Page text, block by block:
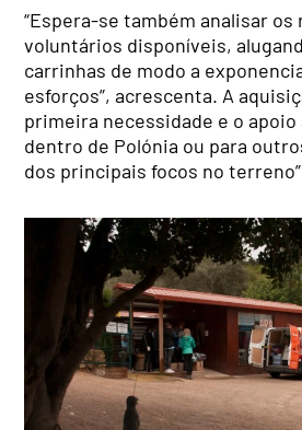
“Espera-se também analisar os
voluntários disponíveis,
carrinhas de modo a
esforços”, acrescenta. A
primeira necessidade e o apoio
dentro de Polónia ou para
dos principais focos no